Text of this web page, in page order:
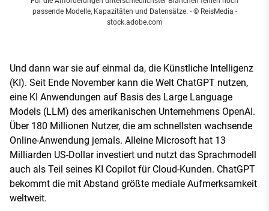
passende Modelle, Kapazitäten und Datensätze. - © ReisMedia -
stock.adobe.com
Und dann war sie auf einmal da, die Künstliche Intelligenz
(KI). Seit Ende November kann die Welt ChatGPT nutzen,
eine KI Anwendungen auf Basis des Large Language
Models (LLM) des amerikanischen Unternehmens OpenAI.
Über 180 Millionen Nutzer, die am schnellsten wachsende
Online-Anwendung jemals. Alleine Microsoft hat 13
Milliarden US-Dollar investiert und nutzt das Sprachmodell
auch als Teil seines KI Copilot für Cloud-Kunden. ChatGPT
bekommt die mit Abstand größte mediale Aufmerksamkeit
weltweit.